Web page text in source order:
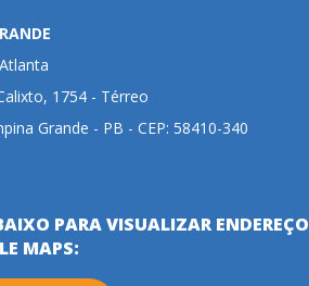
1754 - Térreo
Grande - PB - CEP: 58410-340
PARA VISUALIZAR ENDEREÇO
MAPS: